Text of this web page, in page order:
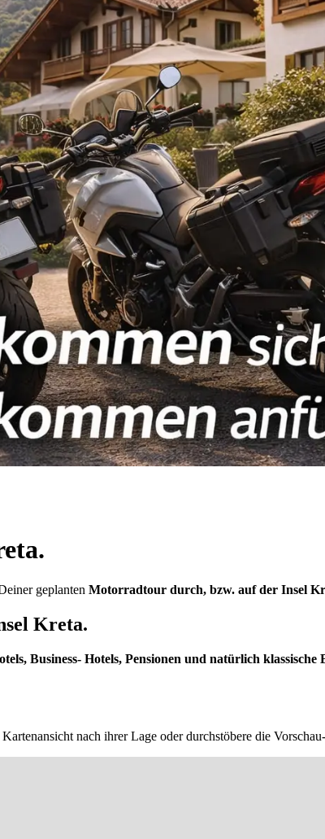
geplanten Motorradtour durch, bzw. auf der Insel
Kreta.
Business- Hotels, Pensionen und natürlich klassische
nach ihrer Lage oder durchstöbere die